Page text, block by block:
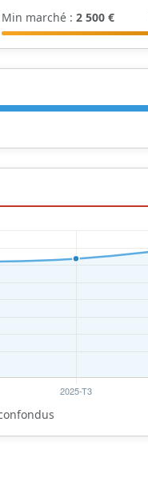
Min marché : 2 500 €